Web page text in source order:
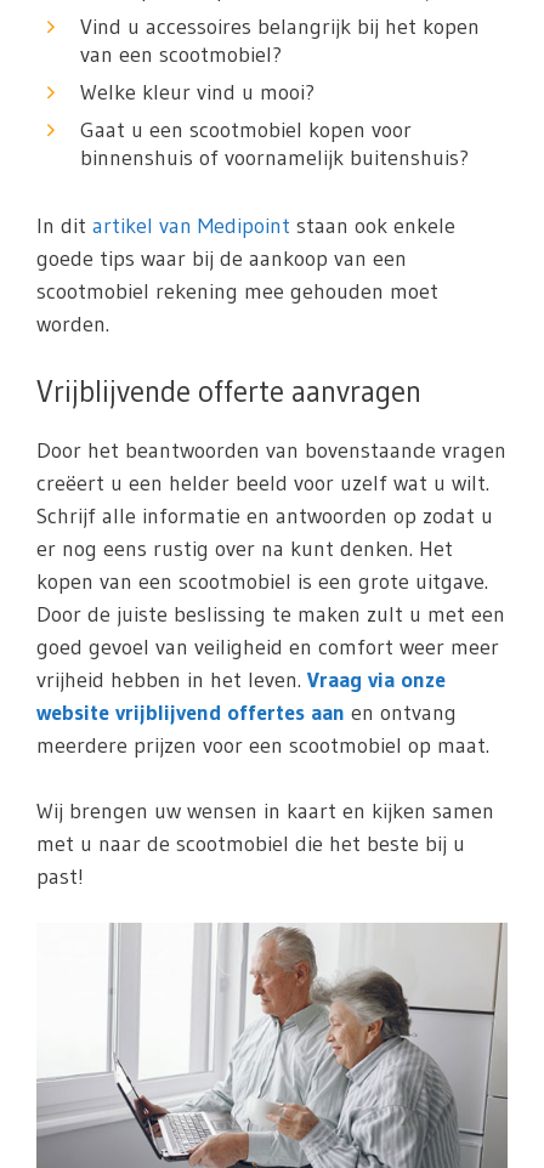
Vind u accessoires belangrijk bij het kopen
van een scootmobiel?
Welke kleur vind u mooi?
Gaat u een scootmobiel kopen voor
binnenshuis of voornamelijk buitenshuis?
In dit artikel van Medipoint staan ook enkele
goede tips waar bij de aankoop van een
scootmobiel rekening mee gehouden moet
worden.
Vrijblijvende offerte aanvragen
Door het beantwoorden van bovenstaande vragen
creëert u een helder beeld voor uzelf wat u wilt.
Schrijf alle informatie en antwoorden op zodat u
er nog eens rustig over na kunt denken. Het
kopen van een scootmobiel is een grote uitgave.
Door de juiste beslissing te maken zult u met een
goed gevoel van veiligheid en comfort weer meer
vrijheid hebben in het leven. Vraag via onze
website vrijblijvend offertes aan en ontvang
meerdere prijzen voor een scootmobiel op maat.
Wij brengen uw wensen in kaart en kijken samen
met u naar de scootmobiel die het beste bij u
past!